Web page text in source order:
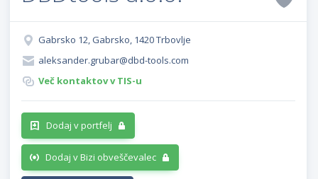
Gabrsko 12, Gabrsko, 1420 Trbovlje
aleksander.grubar@dbd-tools.com
Več kontaktov v TIS-u
Dodaj v portfelj
Dodaj v Bizi obveščevalec